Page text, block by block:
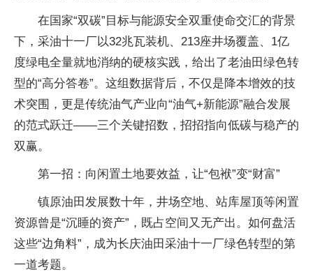
在国家“双碳”目标与能源安全双重使命交汇的背景
下，采油十一厂以32兆瓦装机、213座井场覆盖、1亿
度绿电全量就地消纳的硬核实践，给出了老油田绿色转
型的“高分答卷”。这组数据背后，不仅是降本增效的技
术突围，更是传统油气产业向“油气+新能源”融合发展
的范式跃迁——三个关键招数，招招指向低碳与稳产的
双赢。
第一招：向闲置土地要效益，让“包袱”变“财富”
镇原油田发展数十年，井场空地、站库屋顶等闲置
资源曾是“沉睡的资产”，既占空间又无产出。如何盘活
这些“边角料”，成为长庆油田采油十一厂绿色转型的第
一道考题。